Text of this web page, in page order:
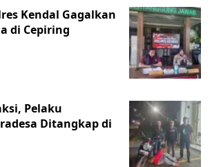
Kendal Gagalkan
di Cepiring
Pelaku
Ditangkap di